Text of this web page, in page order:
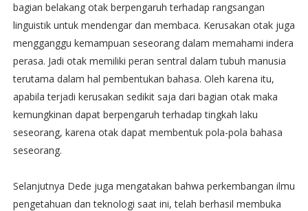
bagian belakang otak berpengaruh terhadap rangsangan
linguistik untuk mendengar dan membaca. Kerusakan otak juga
mengganggu kemampuan seseorang dalam memahami indera
perasa. Jadi otak memiliki peran sentral dalam tubuh manusia
terutama dalam hal pembentukan bahasa. Oleh karena itu,
apabila terjadi kerusakan sedikit saja dari bagian otak maka
kemungkinan dapat berpengaruh terhadap tingkah laku
seseorang, karena otak dapat membentuk pola-pola bahasa
seseorang.
Selanjutnya Dede juga mengatakan bahwa perkembangan ilmu
pengetahuan dan teknologi saat ini, telah berhasil membuka